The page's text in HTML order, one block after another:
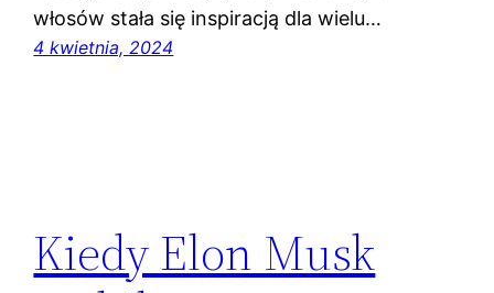
włosów stała się inspiracją dla wielu…
4 kwietnia, 2024
Kiedy Elon Musk